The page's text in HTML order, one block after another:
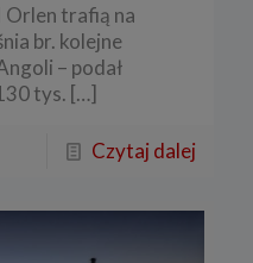
Orlen trafią na
br. kolejne
– podał
tys. […]
Czytaj dalej